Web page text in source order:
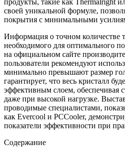
своей уникальной формуле,
покрытия с минимальными
Информация о точном количестве
необходимого для оптимального
на официальном сайте
пользователи рекомендуют
минимально превышают размер
гарантирует, что весь кристалл
эффективным слоем, обеспечивая
даже при высокой нагрузке.
проводимые специалистами,
как Evercool и PCCooler,
показатели эффективности при
Содержание